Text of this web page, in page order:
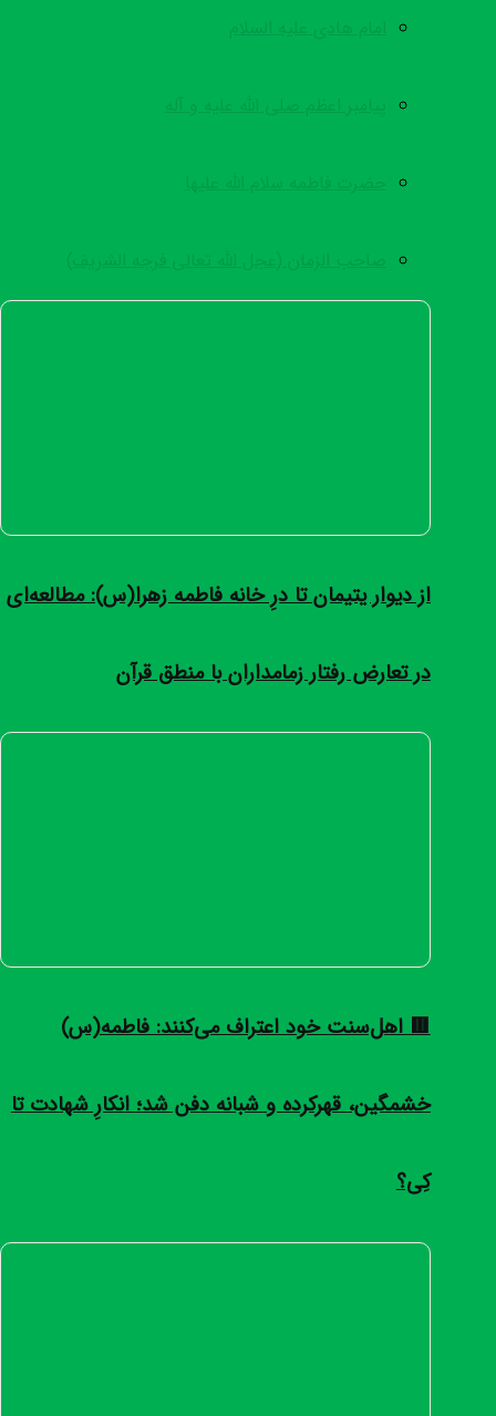
امام هادی علیه السلام
پیامبر اعظم صلی الله علیه و آله
حضرت فاطمه سلام الله علیها
صاحب الزمان (عجل الله تعالی فرجه الشریف)
از دیوار یتیمان تا درِ خانه فاطمه زهرا(س): مطالعه‌ای
در تعارض رفتار زمامداران با منطق قرآن
🟥 اهل‌سنت خود اعتراف می‌کنند: فاطمه(س)
خشمگین، قهرکرده و شبانه دفن شد؛ انکارِ شهادت تا